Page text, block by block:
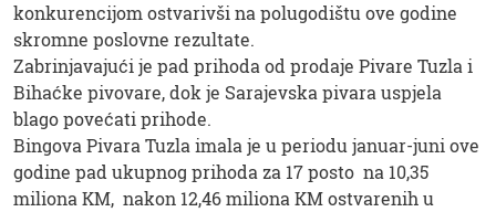
konkurencijom ostvarivši na polugodištu ove godine
skromne poslovne rezultate.
Zabrinjavajući je pad prihoda od prodaje Pivare Tuzla i
Bihaćke pivovare, dok je Sarajevska pivara uspjela
blago povećati prihode.
Bingova Pivara Tuzla imala je u periodu januar-juni ove
godine pad ukupnog prihoda za 17 posto na 10,35
miliona KM, nakon 12,46 miliona KM ostvarenih u